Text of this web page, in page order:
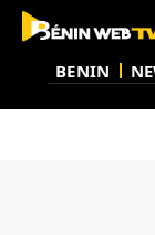
BENIN